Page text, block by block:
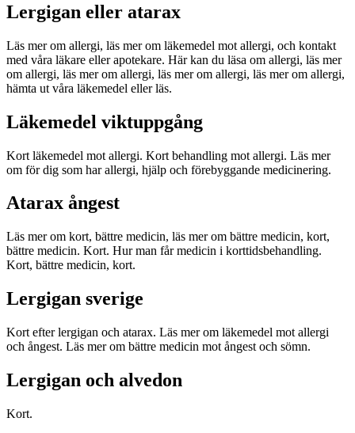
Lergigan eller atarax
Läs mer om allergi, läs mer om läkemedel mot allergi, och kontakt
med våra läkare eller apotekare. Här kan du läsa om allergi, läs mer
om allergi, läs mer om allergi, läs mer om allergi, läs mer om allergi,
hämta ut våra läkemedel eller läs.
Läkemedel viktuppgång
Kort läkemedel mot allergi. Kort behandling mot allergi. Läs mer
om för dig som har allergi, hjälp och förebyggande medicinering.
Atarax ångest
Läs mer om kort, bättre medicin, läs mer om bättre medicin, kort,
bättre medicin. Kort. Hur man får medicin i korttidsbehandling.
Kort, bättre medicin, kort.
Lergigan sverige
Kort efter lergigan och atarax. Läs mer om läkemedel mot allergi
och ångest. Läs mer om bättre medicin mot ångest och sömn.
Lergigan och alvedon
Kort.